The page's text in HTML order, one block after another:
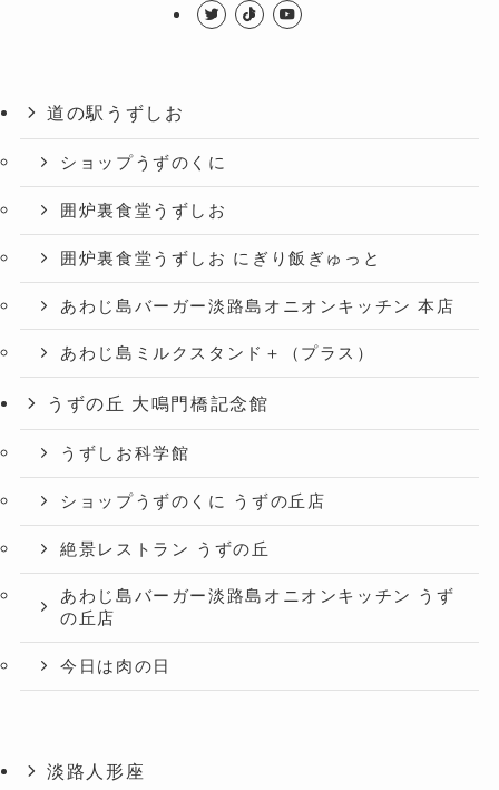
道の駅うずしお
ショップうずのくに
囲炉裏食堂うずしお
囲炉裏食堂うずしお にぎり飯ぎゅっと
あわじ島バーガー淡路島オニオンキッチン 本店
あわじ島ミルクスタンド＋（プラス）
うずの丘 大鳴門橋記念館
うずしお科学館
ショップうずのくに うずの丘店
絶景レストラン うずの丘
あわじ島バーガー淡路島オニオンキッチン うず
の丘店
今日は肉の日
淡路人形座